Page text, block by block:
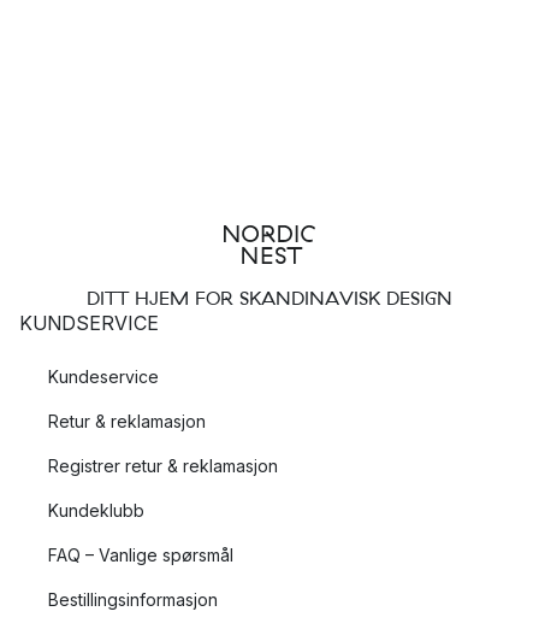
DITT HJEM FOR SKANDINAVISK DESIGN
KUNDSERVICE
Kundeservice
Retur & reklamasjon
Registrer retur & reklamasjon
Kundeklubb
FAQ – Vanlige spørsmål
Bestillingsinformasjon